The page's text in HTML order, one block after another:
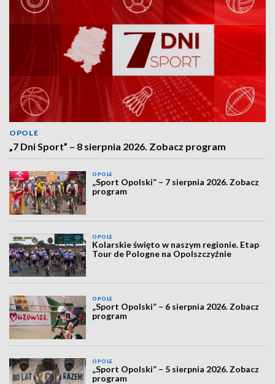
OPOLE
„7 Dni Sport” – 8 sierpnia 2026. Zobacz program
OPOLE
„Sport Opolski” – 7 sierpnia 2026. Zobacz
program
OPOLE
Kolarskie święto w naszym regionie. Etap
Tour de Pologne na Opolszczyźnie
OPOLE
„Sport Opolski” – 6 sierpnia 2026. Zobacz
program
OPOLE
„Sport Opolski” – 5 sierpnia 2026. Zobacz
program